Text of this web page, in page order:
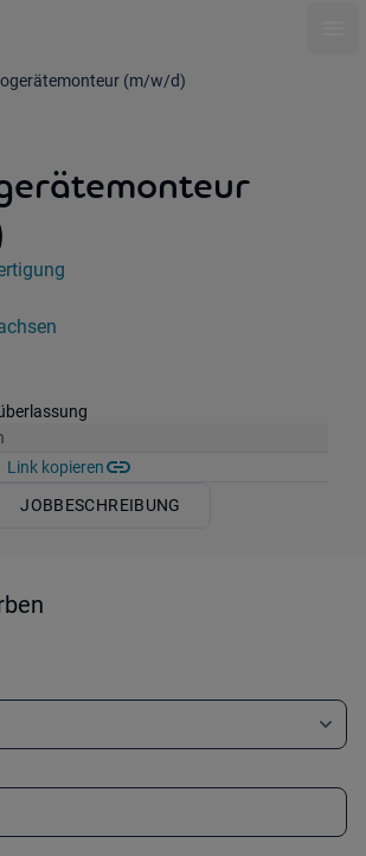
(m/w/d)
teilen
teilen
Link kopieren
JOBBESCHREIBUNG